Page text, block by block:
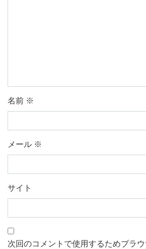
名前 ※
メール ※
サイト
次回のコメントで使用するためブラウ